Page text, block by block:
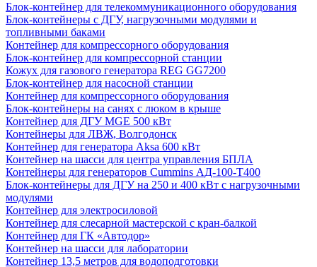
Блок-контейнер для телекоммуникационного оборудования
Блок-контейнеры с ДГУ, нагрузочными модулями и
топливными баками
Контейнер для компрессорного оборудования
Блок-контейнер для компрессорной станции
Кожух для газового генератора REG GG7200
Блок-контейнер для насосной станции
Контейнер для компрессорного оборудования
Блок-контейнеры на санях с люком в крыше
Контейнер для ДГУ MGE 500 кВт
Контейнеры для ЛВЖ, Волгодонск
Контейнер для генератора Aksa 600 кВт
Контейнер на шасси для центра управления БПЛА
Контейнеры для генераторов Cummins АД-100-Т400
Блок-контейнеры для ДГУ на 250 и 400 кВт с нагрузочными
модулями
Контейнер для электросиловой
Контейнер для слесарной мастерской с кран-балкой
Контейнер для ГК «Автодор»
Контейнер на шасси для лаборатории
Контейнер 13,5 метров для водоподготовки